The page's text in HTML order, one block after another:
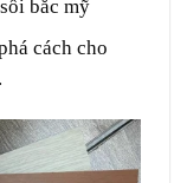
bắc mỹ
cách cho